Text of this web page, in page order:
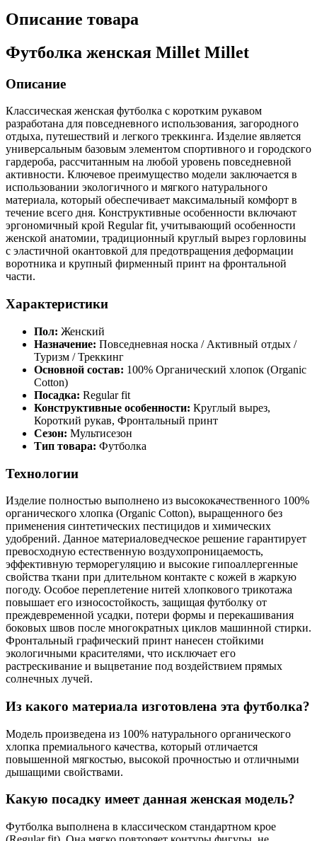
Описание товара
Футболка женская Millet Millet
Описание
Классическая женская футболка с коротким рукавом
разработана для повседневного использования, загородного
отдыха, путешествий и легкого треккинга. Изделие является
универсальным базовым элементом спортивного и городского
гардероба, рассчитанным на любой уровень повседневной
активности. Ключевое преимущество модели заключается в
использовании экологичного и мягкого натурального
материала, который обеспечивает максимальный комфорт в
течение всего дня. Конструктивные особенности включают
эргономичный крой Regular fit, учитывающий особенности
женской анатомии, традиционный круглый вырез горловины
с эластичной окантовкой для предотвращения деформации
воротника и крупный фирменный принт на фронтальной
части.
Характеристики
Пол: Женский
Назначение: Повседневная носка / Активный отдых /
Туризм / Треккинг
Основной состав: 100% Органический хлопок (Organic
Cotton)
Посадка: Regular fit
Конструктивные особенности: Круглый вырез,
Короткий рукав, Фронтальный принт
Сезон: Мультисезон
Тип товара: Футболка
Технологии
Изделие полностью выполнено из высококачественного 100%
органического хлопка (Organic Cotton), выращенного без
применения синтетических пестицидов и химических
удобрений. Данное материаловедческое решение гарантирует
превосходную естественную воздухопроницаемость,
эффективную терморегуляцию и высокие гипоаллергенные
свойства ткани при длительном контакте с кожей в жаркую
погоду. Особое переплетение нитей хлопкового трикотажа
повышает его износостойкость, защищая футболку от
преждевременной усадки, потери формы и перекашивания
боковых швов после многократных циклов машинной стирки.
Фронтальный графический принт нанесен стойкими
экологичными красителями, что исключает его
растрескивание и выцветание под воздействием прямых
солнечных лучей.
Из какого материала изготовлена эта футболка?
Модель произведена из 100% натурального органического
хлопка премиального качества, который отличается
повышенной мягкостью, высокой прочностью и отличными
дышащими свойствами.
Какую посадку имеет данная женская модель?
Футболка выполнена в классическом стандартном крое